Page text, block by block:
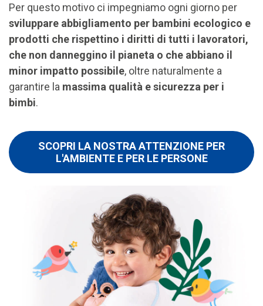
Per questo motivo ci impegniamo ogni giorno per
sviluppare abbigliamento per bambini ecologico e
prodotti che rispettino i diritti di tutti i lavoratori,
che non danneggino il pianeta o che abbiano il
minor impatto possibile, oltre naturalmente a
garantire la massima qualità e sicurezza per i
bimbi.
SCOPRI LA NOSTRA ATTENZIONE PER
L'AMBIENTE E PER LE PERSONE